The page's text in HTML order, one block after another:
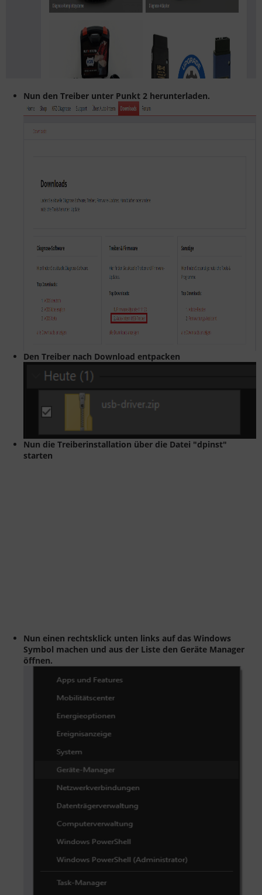
Nun den Treiber unter Punkt 2 herunterladen.
Den Treiber nach Download entpacken
Nun die Treiberinstallation über die Datei "dpinst"
starten
Nun einen rechtsklick unten links auf das Windows
Symbol machen und aus der Liste den Geräte Manager
öffnen.